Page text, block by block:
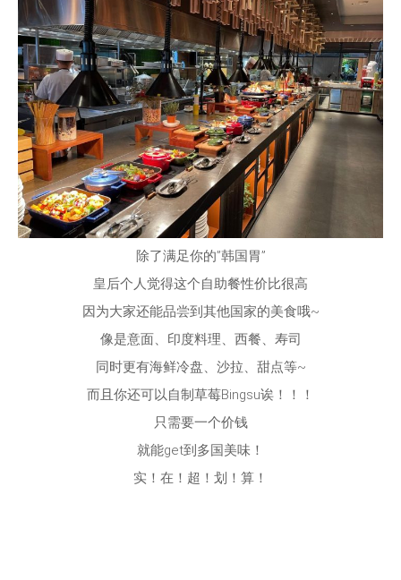
除了满足你的”韩国胃”
皇后个人觉得这个自助餐性价比很高
因为大家还能品尝到其他国家的美食哦~
像是意面、印度料理、西餐、寿司
同时更有海鲜冷盘、沙拉、甜点等~
而且你还可以自制草莓Bingsu诶！！！
只需要一个价钱
就能get到多国美味！
实！在！超！划！算！